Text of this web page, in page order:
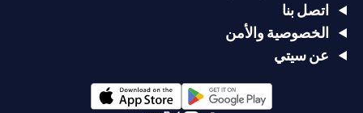
اتصل بنا
الخصوصية والأمن
عن سيتي